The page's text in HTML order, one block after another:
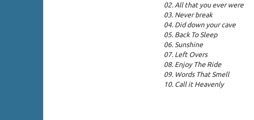
02. All that you ever were
03. Never break
04. Did down your cave
05. Back To Sleep
06. Sunshine
07. Left Overs
08. Enjoy The Ride
09. Words That Smell
10. Call it Heavenly